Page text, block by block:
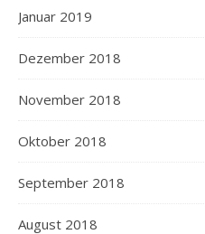
Januar 2019
Dezember 2018
November 2018
Oktober 2018
September 2018
August 2018